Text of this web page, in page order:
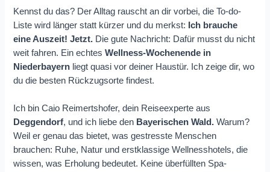
Kennst du das? Der Alltag rauscht an dir vorbei, die To-do-
Liste wird länger statt kürzer und du merkst: Ich brauche
eine Auszeit! Jetzt. Die gute Nachricht: Dafür musst du nicht
weit fahren. Ein echtesWellness-Wochenende in
Niederbayern liegt quasi vor deiner Haustür. Ich zeige dir, wo
du die besten Rückzugsorte findest.
Ich bin Caio Reimertshofer, dein Reiseexperte aus
Deggendorf, und ich liebe den Bayerischen Wald. Warum?
Weil er genau das bietet, was gestresste Menschen
brauchen: Ruhe, Natur und erstklassige Wellnesshotels, die
wissen, was Erholung bedeutet. Keine überfüllten Spa-